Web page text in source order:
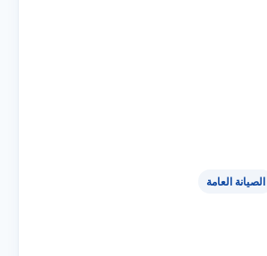
الصيانة العامة